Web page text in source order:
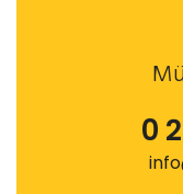
0